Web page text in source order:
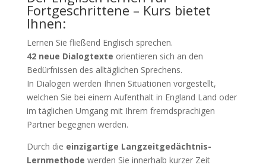
Fortgeschrittene – Kurs bietet
Ihnen:
Lernen Sie fließend Englisch sprechen.
42 neue Dialogtexte orientieren sich an den
Bedürfnissen des alltäglichen Sprechens.
In Dialogen werden Ihnen Situationen vorgestellt,
welchen Sie bei einem Aufenthalt in England Land oder
im täglichen Umgang mit Ihrem fremdsprachigen
Partner begegnen werden.
Durch die einzigartige Langzeitgedächtnis-
Lernmethode werden Sie innerhalb kurzer Zeit